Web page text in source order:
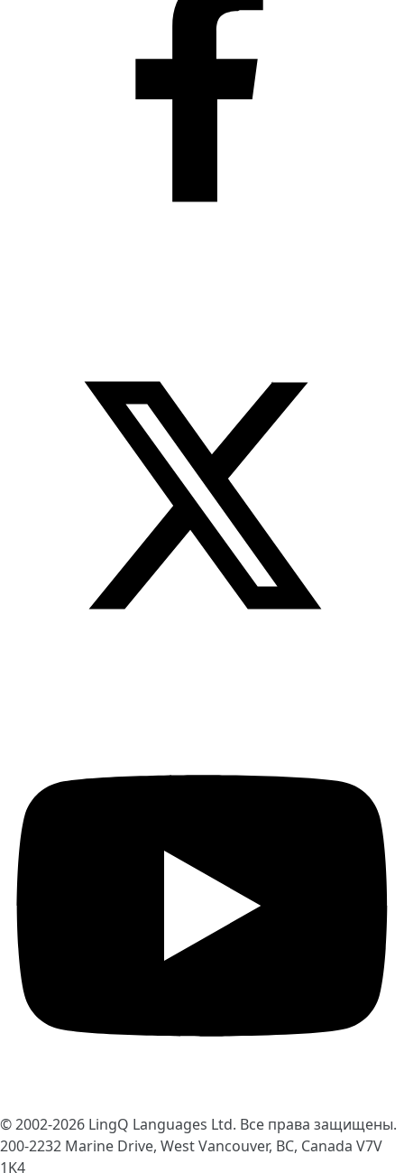
© 2002-2026 LingQ Languages Ltd. Все права защищены.
200-2232 Marine Drive, West Vancouver, BC, Canada V7V
1K4